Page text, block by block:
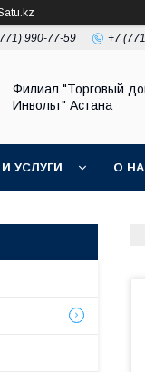
990-77-59 +7
Филиал "Торговый
Инвольт" Астана
УСЛУГИ О